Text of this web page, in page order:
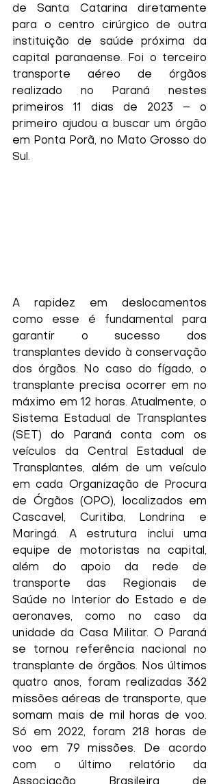
de Santa Catarina diretamente
para o centro cirúrgico de outra
instituição de saúde próxima da
capital paranaense. Foi o terceiro
transporte aéreo de órgãos
realizado no Paraná nestes
primeiros 11 dias de 2023 – o
primeiro ajudou a buscar um órgão
em Ponta Porã, no Mato Grosso do
Sul.
A rapidez em deslocamentos
como esse é fundamental para
garantir o sucesso dos
transplantes devido à conservação
dos órgãos. No caso do fígado, o
transplante precisa ocorrer em no
máximo em 12 horas. Atualmente, o
Sistema Estadual de Transplantes
(SET) do Paraná conta com os
veículos da Central Estadual de
Transplantes, além de um veículo
em cada Organização de Procura
de Órgãos (OPO), localizados em
Cascavel, Curitiba, Londrina e
Maringá. A estrutura inclui uma
equipe de motoristas na capital,
além do apoio da rede de
transporte das Regionais de
Saúde no Interior do Estado e de
aeronaves, como no caso da
unidade da Casa Militar. O Paraná
se tornou referência nacional no
transplante de órgãos. Nos últimos
quatro anos, foram realizadas 362
missões aéreas de transporte, que
somam mais de mil horas de voo.
Só em 2022, foram 218 horas de
voo em 79 missões. De acordo
com o último relatório da